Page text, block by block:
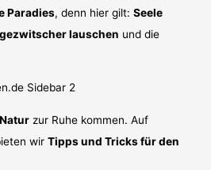
Paradies, denn hier gilt:Seele
lauschen und die
zur Ruhe kommen. Auf
wirTipps und Tricks für den